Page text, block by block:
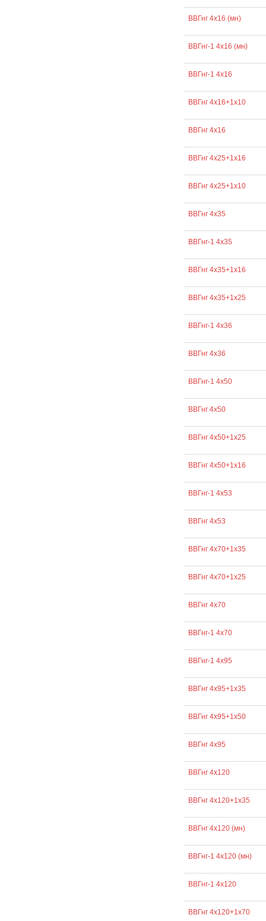
ВВГнг 4х16 (мн)
ВВГнг-1 4х16 (мн)
ВВГнг-1 4х16
ВВГнг 4х16+1х10
ВВГнг 4х16
ВВГнг 4х25+1х16
ВВГнг 4х25+1х10
ВВГнг 4х35
ВВГнг-1 4х35
ВВГнг 4х35+1х16
ВВГнг 4х35+1х25
ВВГнг-1 4х36
ВВГнг 4х36
ВВГнг-1 4х50
ВВГнг 4х50
ВВГнг 4х50+1х25
ВВГнг 4х50+1х16
ВВГнг-1 4х53
ВВГнг 4х53
ВВГнг 4х70+1х35
ВВГнг 4х70+1х25
ВВГнг 4х70
ВВГнг-1 4х70
ВВГнг-1 4х95
ВВГнг 4х95+1х35
ВВГнг 4х95+1х50
ВВГнг 4х95
ВВГнг 4х120
ВВГнг 4х120+1х35
ВВГнг 4х120 (мн)
ВВГнг-1 4х120 (мн)
ВВГнг-1 4х120
ВВГнг 4х120+1х70